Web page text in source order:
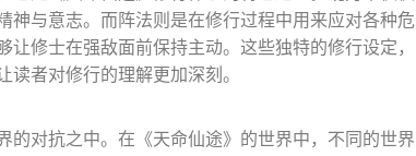
神与意志。而阵法则是在修行过程中用来应对各种危
修士在强敌面前保持主动。这些独特的修行设定，
者对修行的理解更加深刻。
的对抗之中。在《天命仙途》的世界中，不同的世界